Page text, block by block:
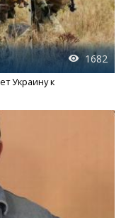
1682
Украину к